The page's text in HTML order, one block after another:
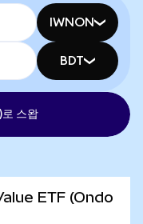
IWNON
BDT
로 스왑
ETF (Ondo